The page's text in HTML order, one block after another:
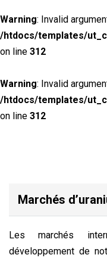
Warning: Invalid
/htdocs/templates/
on line 312
Warning: Invalid
/htdocs/templates/
on line 312
Marchés
Les marchés
développement de